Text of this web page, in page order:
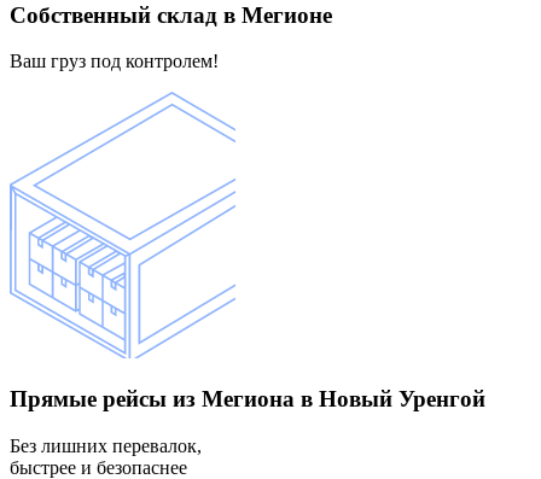
Собственный склад в Мегионе
Ваш груз под контролем!
Прямые рейсы из Мегиона в Новый Уренгой
Без лишних перевалок,
быстрее и безопаснее